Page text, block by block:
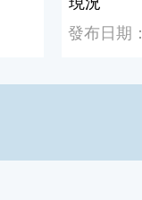
發布日期